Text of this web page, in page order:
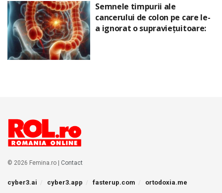
Semnele timpurii ale
cancerului de colon pe care le-
a ignorat o supraviețuitoare:
© 2026 Femina.ro | Contact
cyber3.ai cyber3.app fasterup.com ortodoxia.me